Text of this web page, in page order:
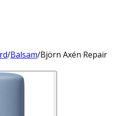
/Balsam/Björn Axén Repair